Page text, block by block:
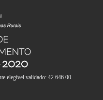
elegível validado: 42 646.00